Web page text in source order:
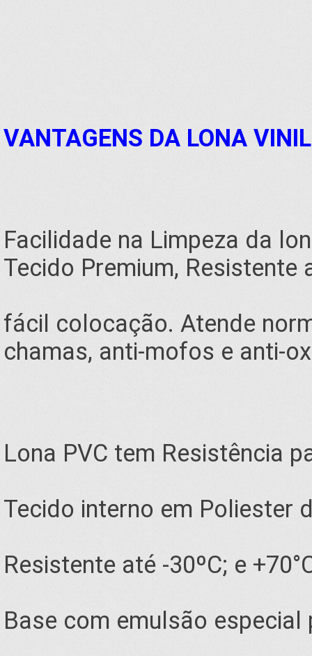
VANTAGENS DA LONA
Facilidade na Limpeza da
Tecido Premium,
fácil colocação. Atende
chamas, anti-mofos e anti-
Lona PVC tem Resistência
Tecido interno em Poliester
Resistente até -30ºC; e
Base com emulsão